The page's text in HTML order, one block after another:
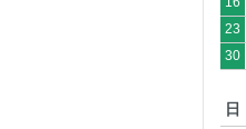
23
30
日